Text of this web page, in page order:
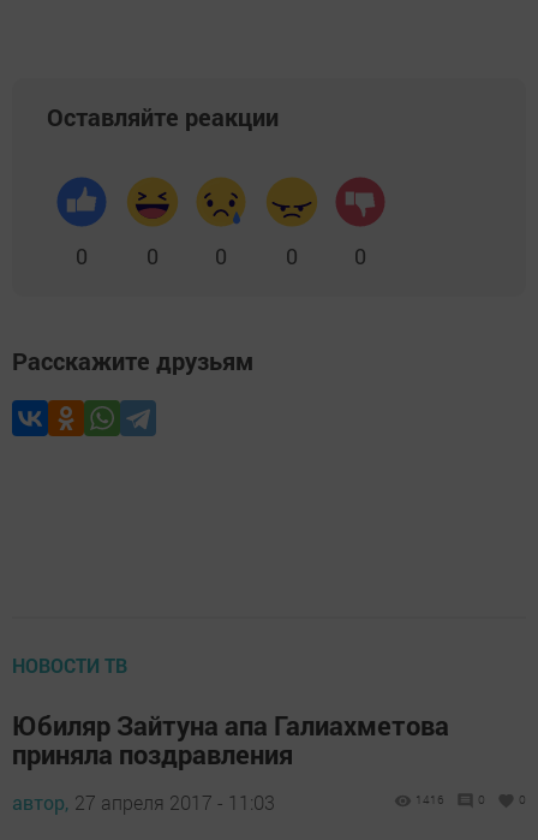
Оставляйте реакции
0 0 0 0 0
Расскажите друзьям
НОВОСТИ ТВ
Юбиляр Зайтуна апа Галиахметова
приняла поздравления
автор, 27 апреля 2017 - 11:03 1416 0 0